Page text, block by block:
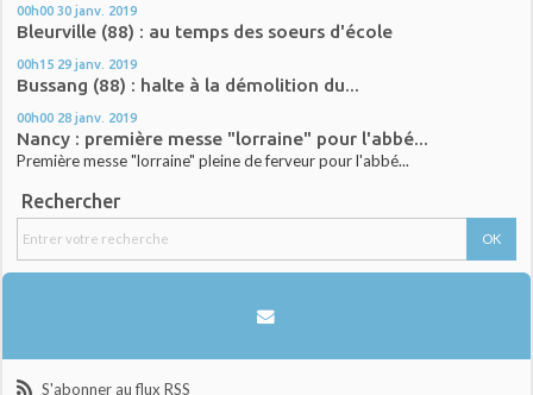
00h00 30 janv. 2019
Bleurville (88) : au temps des soeurs d'école
00h15 29 janv. 2019
Bussang (88) : halte à la démolition du...
00h00 28 janv. 2019
Nancy : première messe "lorraine" pour l'abbé...
Première messe "lorraine" pleine de ferveur pour l'abbé...
Rechercher
S'abonner au flux RSS